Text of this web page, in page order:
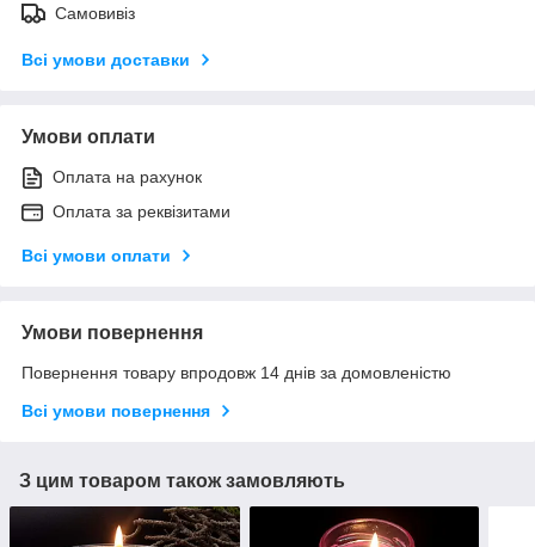
Самовивіз
Всі умови доставки
Умови оплати
Оплата на рахунок
Оплата за реквізитами
Всі умови оплати
Умови повернення
Повернення товару впродовж 14 днів за домовленістю
Всі умови повернення
З цим товаром також замовляють